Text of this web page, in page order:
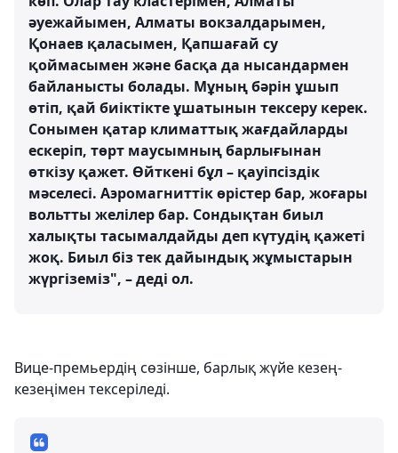
әуежайымен, Алматы вокзалдарымен,
Қонаев қаласымен, Қапшағай су
қоймасымен және басқа да нысандармен
байланысты болады. Мұның бәрін ұшып
өтіп, қай биіктікте ұшатынын тексеру керек.
Сонымен қатар климаттық жағдайларды
ескеріп, төрт маусымның барлығынан
өткізу қажет. Өйткені бұл – қауіпсіздік
мәселесі. Аэромагниттік өрістер бар, жоғары
вольтты желілер бар. Сондықтан биыл
халықты тасымалдайды деп күтудің қажеті
жоқ. Биыл біз тек дайындық жұмыстарын
жүргіземіз", – деді ол.
Вице-премьердің сөзінше, барлық жүйе кезең-
кезеңімен тексеріледі.